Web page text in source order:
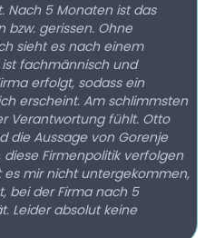
Nach 5 Monaten ist das
gerissen. Ohne
sieht es nach einem
fachmännisch und
erfolgt, sodass ein
erscheint. Am schlimmsten
Verantwortung fühlt. Otto
die Aussage von Gorenje
diese Firmenpolitik verfolgen
es mir nicht untergekommen,
bei der Firma nach 5
Leider absolut keine